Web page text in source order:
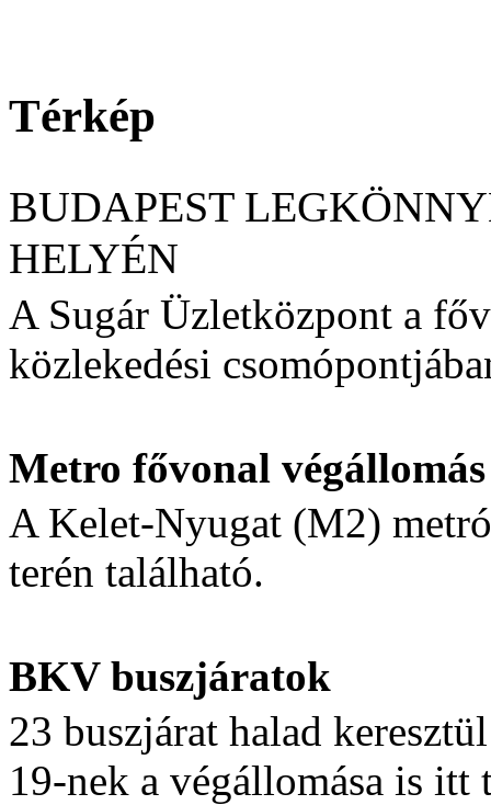
Térkép
BUDAPEST
HELYÉN
A Sugár Üzletközpont a
közlekedési
Metro fővonal végállomás
A Kelet-Nyugat (M2)
terén található.
BKV buszjáratok
23 buszjárat halad
19-nek a végállomása is itt